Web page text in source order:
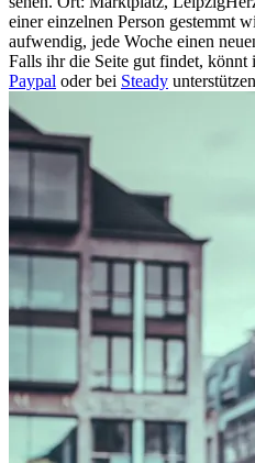
einer einzelnen Person gestemmt
aufwendig, jede Woche einen
Falls ihr die Seite gut findet, könnt
Paypal oder bei Steady